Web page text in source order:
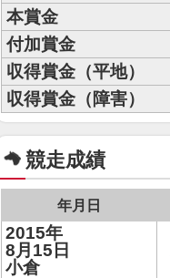
本賞金
付加賞金
収得賞金（平地）
収得賞金（障害）
競走成績
年月日
2015年
8月15日
小倉